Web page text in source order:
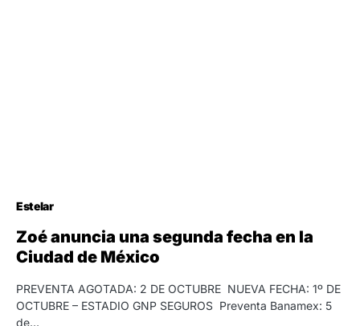
Estelar
Zoé anuncia una segunda fecha en la
Ciudad de México
PREVENTA AGOTADA: 2 DE OCTUBRE NUEVA FECHA: 1º DE
OCTUBRE – ESTADIO GNP SEGUROS Preventa Banamex: 5
de…